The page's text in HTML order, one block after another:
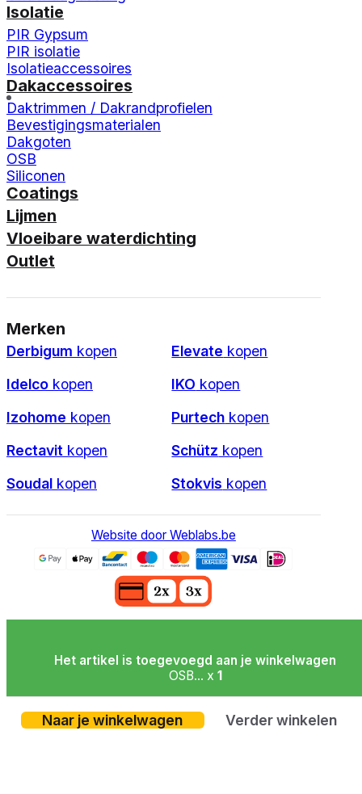
Isolatie
PIR Gypsum
PIR isolatie
Isolatieaccessoires
Dakaccessoires
Daktrimmen / Dakrandprofielen
Bevestigingsmaterialen
Dakgoten
OSB
Siliconen
Coatings
Lijmen
Vloeibare waterdichting
Outlet
Merken
Derbigum kopen Elevate kopen
Idelco kopen IKO kopen
Izohome kopen Purtech kopen
Rectavit kopen Schütz kopen
Soudal kopen Stokvis kopen
Website door Weblabs.be
Het artikel is toegevoegd aan je winkelwagen
OSB... x 1
Naar je winkelwagen Verder winkelen